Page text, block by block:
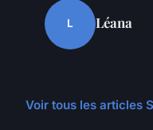
L Léana
Voir tous les articles